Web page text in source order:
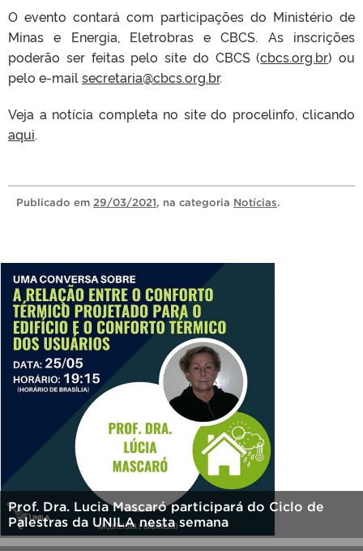
O evento contará com participações do Ministério de
Minas e Energia, Eletrobras e CBCS. As inscrições
poderão ser feitas pelo site do CBCS (cbcs.org.br) ou
pelo e-mailsecretaria@cbcs.org.br.
Veja a notícia completa no site do procelinfo, clicando
aqui.
Publicado em 29/03/2021, na categoria Notícias.
Prof. Dra. Lucia Mascaró participará do Ciclo de
Palestras da UNILA nesta semana